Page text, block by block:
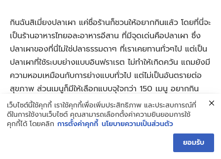
กินฉันสิเมี่ยงปลาเผา แค่ชื่อร้านก็ชวนให้อยากกินแล้ว โดยที่นี่จะ
เป็นร้านอาหารไทยอละอาหารอีสาน ที่มีจุดเด่นคือปลาเผา ซึ่ง
ปลาเผาของที่นี่ไม่ใช่ปลาธรรมดาๆ ที่เราเคยทานทั่วๆไป แต่เป็น
ปลาเผาที่ใช้ระบบย่างแบบอินฟราเรต ไม่ทำให้เกิดควัน แถมยังมี
ความหอมเหมือนกับการย่างแบบทั่วไป แต่ไม่เป็นอันตรายต่อ
สุขภาพ ส่วนเมนูก็มีให้เลือกแบบจุใจกว่า 150 เมนู อยากกิน
อะไรก็สั่งโล้ด
เว็บไซต์นี้ใช้คุกกี้ เราใช้คุกกี้เพื่อเพิ่มประสิทธิภาพ และประสบการณ์ที่
ดีในการใช้งานเว็บไซต์ คุณสามารถเลือกตั้งค่าความยินยอมการใช้
คุกกี้ได้ โดยคลิก การตั้งค่าคุกกี้ นโยบายความเป็นส่วนตัว
ยอมรับ